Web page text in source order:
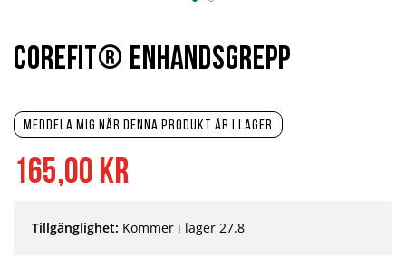
165,00 kr
Meddela mig när denna produkt är i lager
Tillgänglighet: Kommer i lager 27.8
Corefit® Enhandsgrepp
början
av